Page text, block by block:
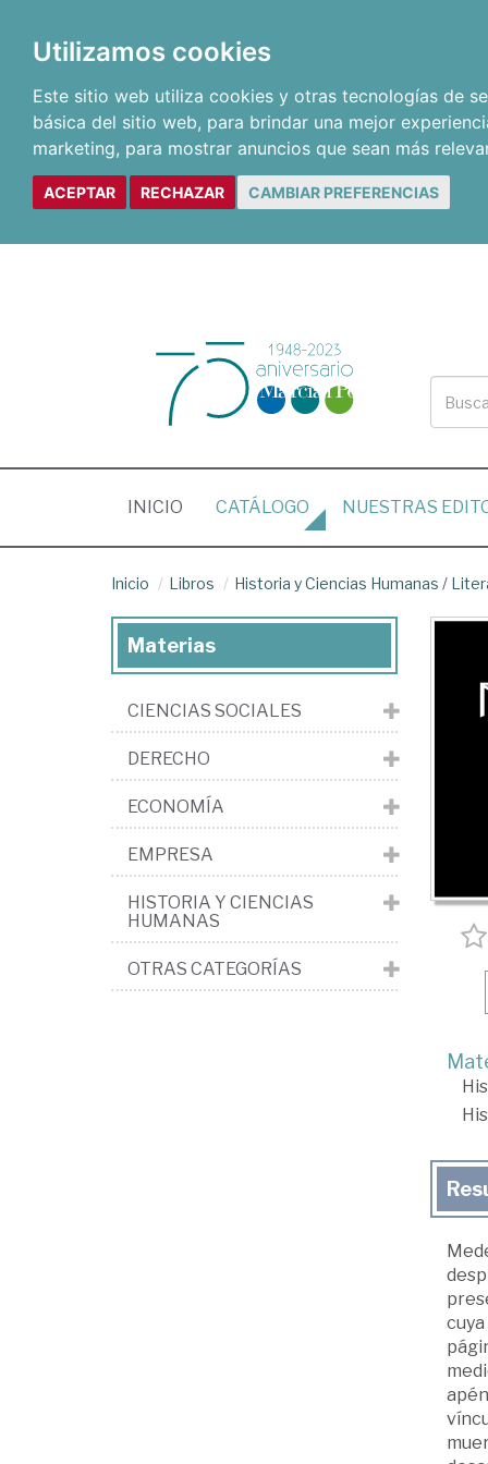
Utilizamos cookies
Este sitio web utiliza cookies y otras tecnologías de
básica del sitio web, para brindar una mejor
marketing, para mostrar anuncios que sean más
ACEPTAR RECHAZAR CAMBIAR PREFERENCIAS
INICIO (CURRENT)
CATÁLOGO NUESTRAS
Inicio Libros Historia y Ciencias Humanas /
Materias
CIENCIAS SOCIALES
DERECHO
ECONOMÍA
EMPRESA
HISTORIA Y CIENCIAS
HUMANAS
OTRAS CATEGORÍAS